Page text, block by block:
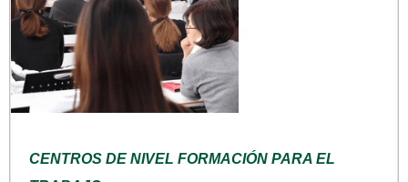
CENTROS DE NIVEL FORMACIÓN PARA EL